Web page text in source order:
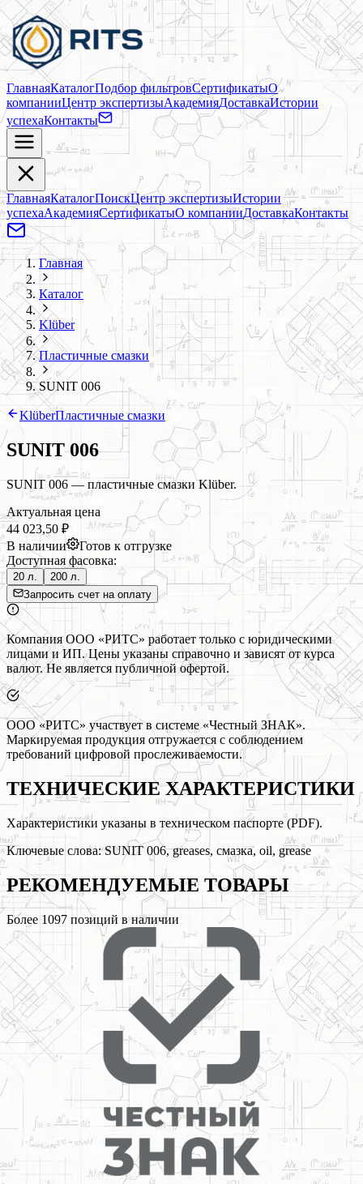
ГлавнаяКаталогПодбор фильтровСертификатыО
компанииЦентр экспертизыАкадемияДоставкаИстории
успехаКонтакты
ГлавнаяКаталогПоискЦентр экспертизыИстории
успехаАкадемияСертификатыО компанииДоставкаКонтакты
Главная
Каталог
Klüber
Пластичные смазки
SUNIT 006
KlüberПластичные смазки
SUNIT 006
SUNIT 006 — пластичные смазки Klüber.
Актуальная цена
44 023,50 ₽
В наличии
Готов к отгрузке
Доступная фасовка:
20 л.
200 л.
Запросить счет на оплату
Компания ООО «РИТС» работает только с юридическими
лицами и ИП. Цены указаны справочно и зависят от курса
валют. Не является публичной офертой.
ООО «РИТС» участвует в системе «Честный ЗНАК».
Маркируемая продукция отгружается с соблюдением
требований цифровой прослеживаемости.
ТЕХНИЧЕСКИЕ ХАРАКТЕРИСТИКИ
Характеристики указаны в техническом паспорте (PDF).
Ключевые слова:SUNIT 006, greases, смазка, oil, grease
РЕКОМЕНДУЕМЫЕ ТОВАРЫ
Более 1097 позиций в наличии